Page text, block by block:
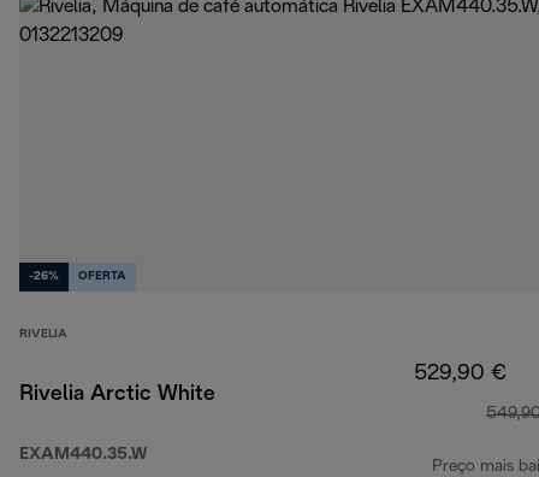
-26% OFERTA
RIVELIA
Rivelia Arctic White
EXAM440.35.W
529,90 €
Preço mais